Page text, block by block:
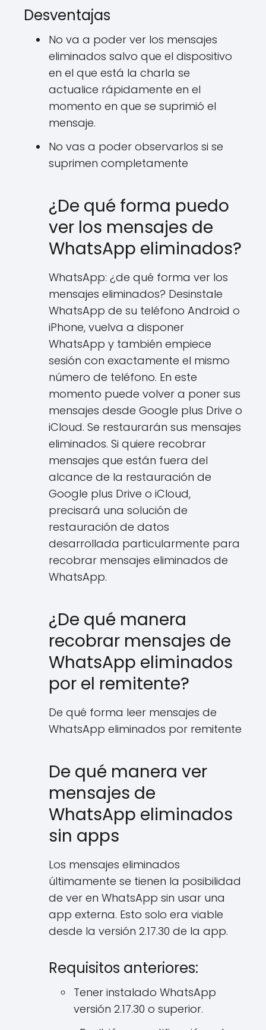
Desventajas
No va a poder ver los mensajes
eliminados salvo que el dispositivo
en el que está la charla se
actualice rápidamente en el
momento en que se suprimió el
mensaje.
No vas a poder observarlos si se
suprimen completamente
¿De qué forma puedo
ver los mensajes de
WhatsApp eliminados?
WhatsApp: ¿de qué forma ver los
mensajes eliminados? Desinstale
WhatsApp de su teléfono Android o
iPhone, vuelva a disponer
WhatsApp y también empiece
sesión con exactamente el mismo
número de teléfono. En este
momento puede volver a poner sus
mensajes desde Google plus Drive o
iCloud. Se restaurarán sus mensajes
eliminados. Si quiere recobrar
mensajes que están fuera del
alcance de la restauración de
Google plus Drive o iCloud,
precisará una solución de
restauración de datos
desarrollada particularmente para
recobrar mensajes eliminados de
WhatsApp.
¿De qué manera
recobrar mensajes de
WhatsApp eliminados
por el remitente?
De qué forma leer mensajes de
WhatsApp eliminados por remitente
De qué manera ver
mensajes de
WhatsApp eliminados
sin apps
Los mensajes eliminados
últimamente se tienen la posibilidad
de ver en WhatsApp sin usar una
app externa. Esto solo era viable
desde la versión 2.17.30 de la app.
Requisitos anteriores:
Tener instalado WhatsApp
versión 2.17.30 o superior.